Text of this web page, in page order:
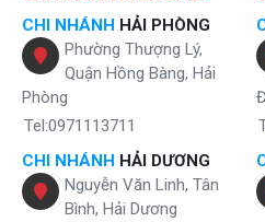
CHI NHÁNH HẢI PHÒNG
Phường Thượng Lý,
Quận Hồng Bàng, Hải
Phòng
Tel:0971113711
CHI NHÁNH HẢI DƯƠNG
Nguyễn Văn Linh, Tân
Bình, Hải Dương